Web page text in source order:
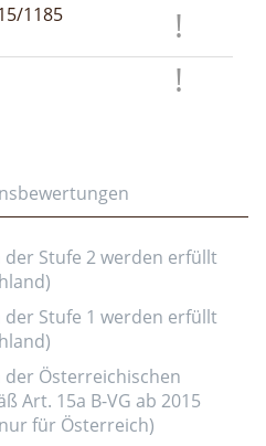
1185
Stufe 2 werden erfüllt
Stufe 1 werden erfüllt
Österreichischen
Art. 15a B-VG ab 2015
für Österreich)